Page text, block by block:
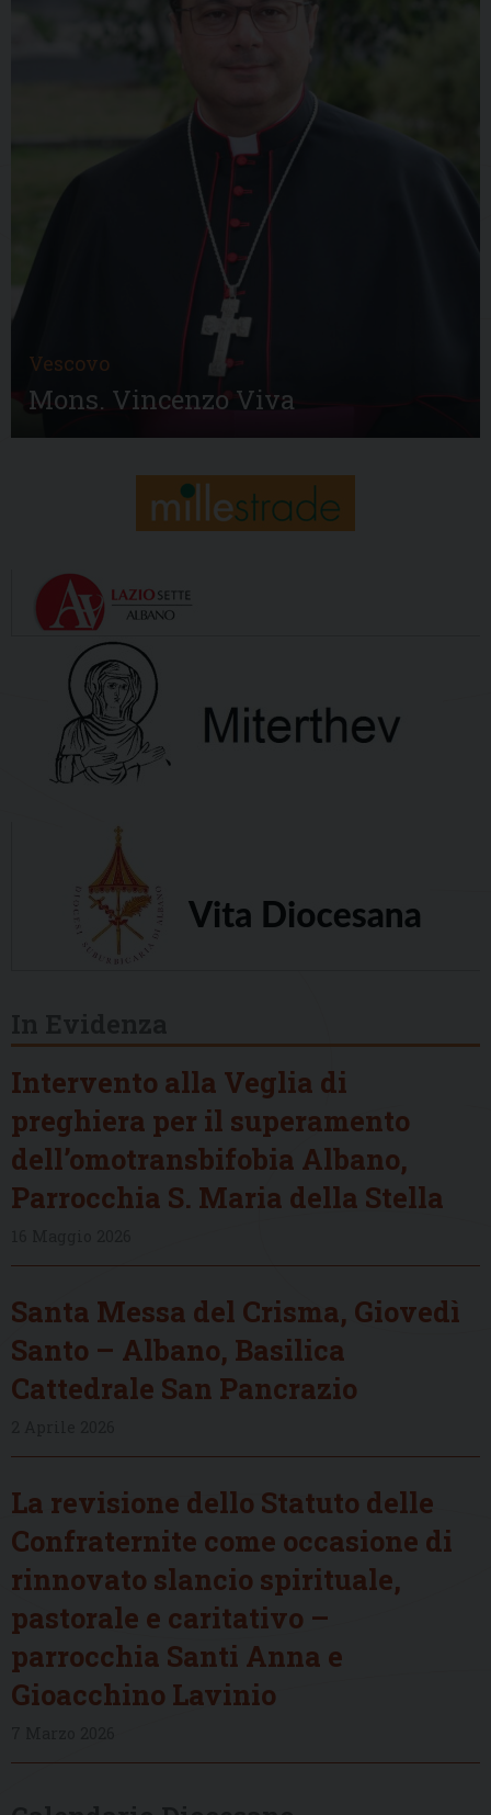
Vescovo
Mons. Vincenzo Viva
Intervento alla Veglia di
preghiera per il superamento
dell’omotransbifobia Albano,
Parrocchia S. Maria della Stella
Santa Messa del Crisma, Giovedì
Santo – Albano, Basilica
Cattedrale San Pancrazio
La revisione dello Statuto delle
Confraternite come occasione di
rinnovato slancio spirituale,
pastorale e caritativo –
parrocchia Santi Anna e
Gioacchino Lavinio